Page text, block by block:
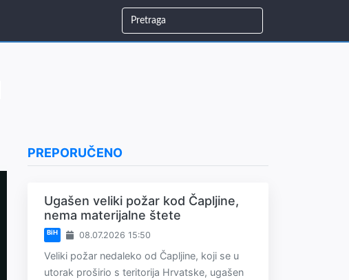
PREPORUČENO
Ugašen veliki požar kod Čapljine,
nema materijalne štete
BiH 08.07.2026 15:50
Veliki požar nedaleko od Čapljine, koji se u
utorak proširio s teritorija Hrvatske, ugašen